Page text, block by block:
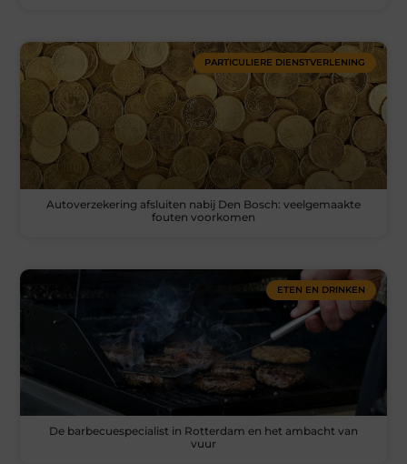
PARTICULIERE DIENSTVERLENING
Autoverzekering afsluiten nabij Den Bosch: veelgemaakte
fouten voorkomen
ETEN EN DRINKEN
De barbecuespecialist in Rotterdam en het ambacht van
vuur